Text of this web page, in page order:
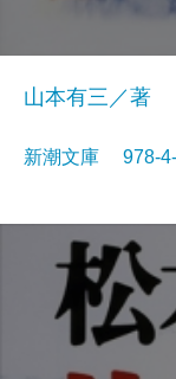
山本有三／著
新潮文庫 978-